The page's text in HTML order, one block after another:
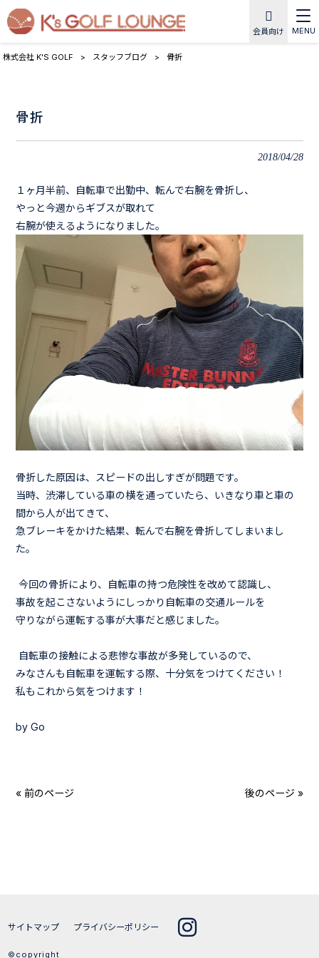
会員向け MENU
株式会社 K'S GOLF > スタッフブログ > 骨折
骨折
2018/04/28
１ヶ月半前、自転車で出勤中、転んで右腕を骨折し、
やっと今週からギブスが取れて
右腕が使えるようになりました。
骨折した原因は、スピードの出しすぎが問題です。
当時、渋滞している車の横を通っていたら、いきなり車と車の
間から人が出てきて、
急ブレーキをかけた結果、転んで右腕を骨折してしまいまし
た。
今回の骨折により、自転車の持つ危険性を改めて認識し、
事故を起こさないようにしっかり自転車の交通ルールを
守りながら運転する事が大事だと感じました。
自転車の接触による悲惨な事故が多発しているので、
みなさんも自転車を運転する際、十分気をつけてください！
私もこれから気をつけます！
by Go
« 前のページ 後のページ »
サイトマップ プライバシーポリシー
©copyright